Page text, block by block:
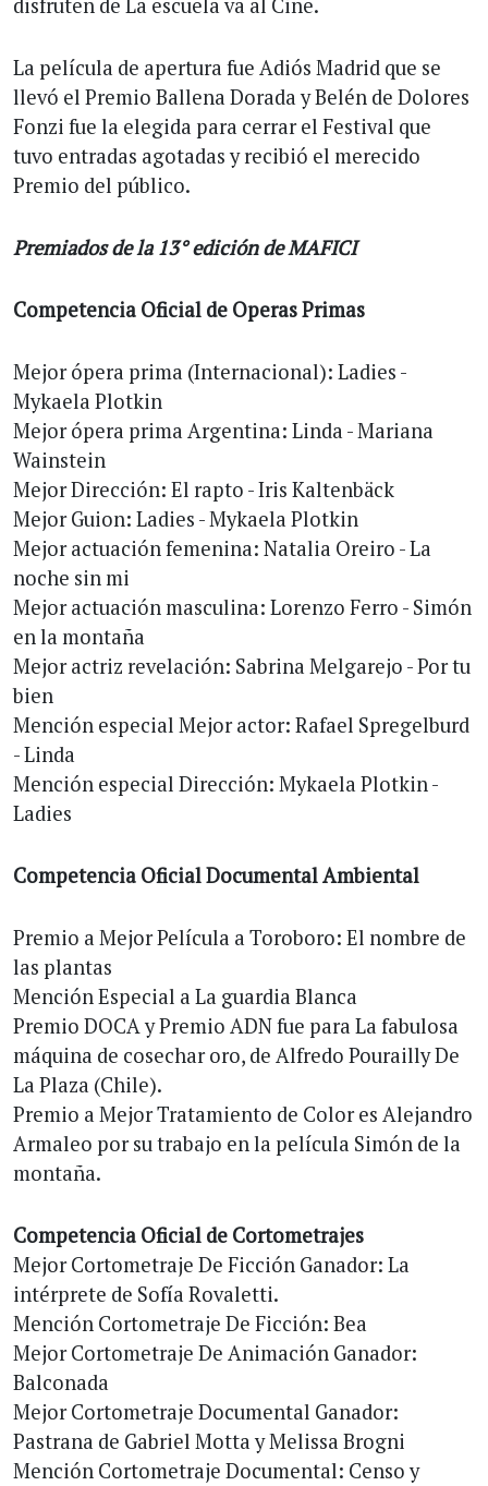
disfruten de La escuela va al Cine.
La película de apertura fue Adiós Madrid que se
llevó el Premio Ballena Dorada y Belén de Dolores
Fonzi fue la elegida para cerrar el Festival que
tuvo entradas agotadas y recibió el merecido
Premio del público.
Premiados de la 13° edición de MAFICI
Competencia Oficial de Operas Primas
Mejor ópera prima (Internacional): Ladies -
Mykaela Plotkin
Mejor ópera prima Argentina: Linda - Mariana
Wainstein
Mejor Dirección: El rapto - Iris Kaltenbäck
Mejor Guion: Ladies - Mykaela Plotkin
Mejor actuación femenina: Natalia Oreiro - La
noche sin mi
Mejor actuación masculina: Lorenzo Ferro - Simón
en la montaña
Mejor actriz revelación: Sabrina Melgarejo - Por tu
bien
Mención especial Mejor actor: Rafael Spregelburd
- Linda
Mención especial Dirección: Mykaela Plotkin -
Ladies
Competencia Oficial Documental Ambiental
Premio a Mejor Película a Toroboro: El nombre de
las plantas
Mención Especial a La guardia Blanca
Premio DOCA y Premio ADN fue para La fabulosa
máquina de cosechar oro, de Alfredo Pourailly De
La Plaza (Chile).
Premio a Mejor Tratamiento de Color es Alejandro
Armaleo por su trabajo en la película Simón de la
montaña.
Competencia Oficial de Cortometrajes
Mejor Cortometraje De Ficción Ganador: La
intérprete de Sofía Rovaletti.
Mención Cortometraje De Ficción: Bea
Mejor Cortometraje De Animación Ganador:
Balconada
Mejor Cortometraje Documental Ganador:
Pastrana de Gabriel Motta y Melissa Brogni
Mención Cortometraje Documental: Censo y